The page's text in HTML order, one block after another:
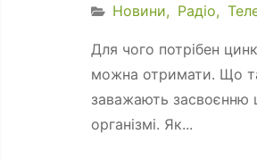
Новини Радіо
Для чого потрібен
можна отримати. Що
заважають засвоєнню
організмі. Як...